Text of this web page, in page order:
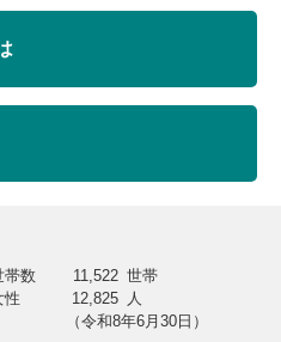
帯数 11,522 世帯
性 12,825
人
（令和8年6月30日）